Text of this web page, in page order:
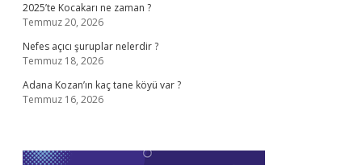
2025’te Kocakarı ne zaman ?
Temmuz 20, 2026
Nefes açıcı şuruplar nelerdir ?
Temmuz 18, 2026
Adana Kozan’ın kaç tane köyü var ?
Temmuz 16, 2026